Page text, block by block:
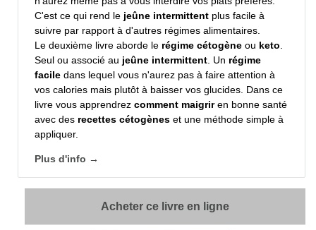
C'est ce qui rend le jeûne intermittent plus facile à
suivre par rapport à d'autres régimes alimentaires.
Le deuxième livre aborde le régime cétogène ou keto
Seul ou associé au jeûne intermittent . Un régime
facile dans lequel vous n'aurez pas à faire attention à
vos calories mais plutôt à baisser vos glucides. Dans ce
livre vous apprendrez comment maigriren bonne santé
avec des recettes cétogènes et une méthode simple à
appliquer.
Plus d'info →
Acheter ce livre en ligne